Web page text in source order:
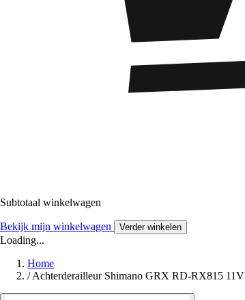
Subtotaal winkelwagen
Bekijk mijn winkelwagen Verder winkelen
Loading...
Home
/ Achterderailleur Shimano GRX RD-RX815 11V